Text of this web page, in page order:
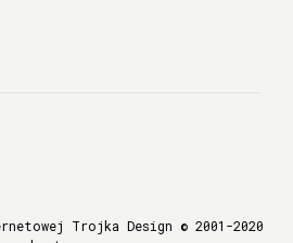
Trojka Design © 2001-2020